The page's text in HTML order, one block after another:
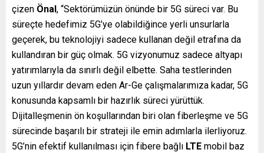
çizen Önal, “Sektörümüzün önünde bir 5G süreci var. Bu
süreçte hedefimiz 5G’ye olabildiğince yerli unsurlarla
geçerek, bu teknolojiyi sadece kullanan değil etrafına da
kullandıran bir güç olmak. 5G vizyonumuz sadece altyapı
yatırımlarıyla da sınırlı değil elbette. Saha testlerinden
uzun yıllardır devam eden Ar-Ge çalışmalarımıza kadar, 5G
konusunda kapsamlı bir hazırlık süreci yürüttük.
Dijitalleşmenin ön koşullarından biri olan fiberleşme ve 5G
sürecinde başarılı bir strateji ile emin adımlarla ilerliyoruz.
5G’nin efektif kullanılması için fibere bağlı LTE mobil baz